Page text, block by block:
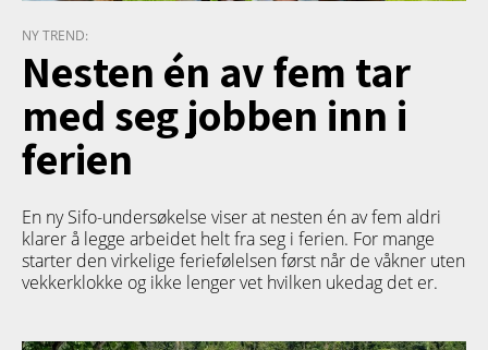
NY TREND:
Nesten én av fem tar
med seg jobben inn i
ferien
En ny Sifo-undersøkelse viser at nesten én av fem aldri
klarer å legge arbeidet helt fra seg i ferien. For mange
starter den virkelige feriefølelsen først når de våkner uten
vekkerklokke og ikke lenger vet hvilken ukedag det er.